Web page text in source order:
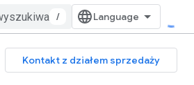
/
Kontakt z działem sprzedaży